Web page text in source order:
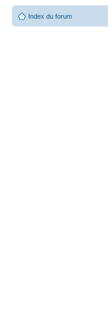
Index du forum